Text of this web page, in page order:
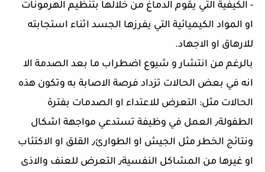
- الكيفية التي يقوم الدماغ من خلالها بتنظيم الهرمونات
او المواد الكيميائية التي يفرزها الجسد اثناء استجابته
للارهاق او الاجهاد.
بالرغم من انتشار و شيوع اضطراب ما بعد الصدمة الا
انه في بعض الحالات تزداد فرصة الاصابة به وتكون هذه
الحالات مثل: التعرض للاعتداء او الصدمات بفترة
الطفولة٫ العمل في وظيفة تستدعي مواجهة اشكال
ونتائج الخطر مثل الجيش او الطوارئ٫ القلق او الاكتئاب
او غيرها من المشاكل النفسية٫ التعرض للعنف والاذى